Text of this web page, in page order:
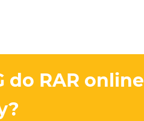
do RAR online